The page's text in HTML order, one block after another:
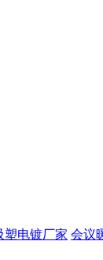
塑电镀厂家 会议